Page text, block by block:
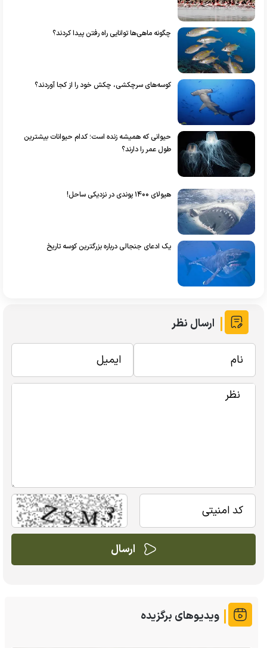
چگونه ماهی‌ها توانایی راه رفتن پیدا کردند؟
کوسه‌های سرچکشی، چکش خود را از کجا آوردند؟
حیوانی که همیشه زنده است؛ کدام حیوانات بیشترین
طول عمر را دارند؟
هیولای ۱۴۰۰ پوندی در نزدیکی ساحل!
یک ادعای جنجالی درباره بزرگترین کوسه تاریخ
ارسال نظر
ویدیوهای برگزیده